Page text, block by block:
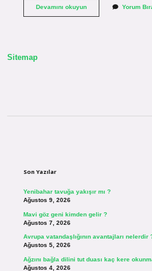
Devamını okuyunBildiri
Yorum
Sitemap
Son Yazılar
Yenibahar tavuğa yakışır mı ?
Ağustos 9, 2026
Mavi göz geni kimden gelir ?
Ağustos 7, 2026
Avrupa vatandaşlığının avantajları nelerdir
Ağustos 5, 2026
Ağzını bağla dilini tut duası kaç kere
Ağustos 4, 2026